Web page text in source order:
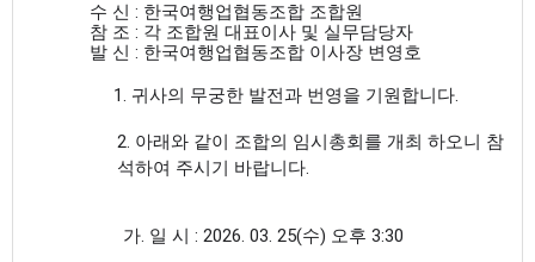
수 신 : 한국여행업협동조합 조합원
참 조 : 각 조합원 대표이사 및 실무담당자
발 신 : 한국여행업협동조합 이사장 변영호
1. 귀사의 무궁한 발전과 번영을 기원합니다.
2. 아래와 같이 조합의 임시총회를 개최 하오니 참
석하여 주시기 바랍니다.
가. 일 시 : 2026. 03. 25(수) 오후 3:30